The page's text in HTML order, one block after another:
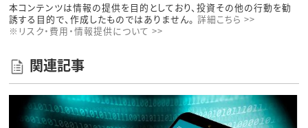
本コンテンツは情報の提供を目的としており、投資その他の行動を勧
誘する目的で、作成したものではありません。 詳細こちら >>
※リスク・費用・情報提供について >>
関連記事